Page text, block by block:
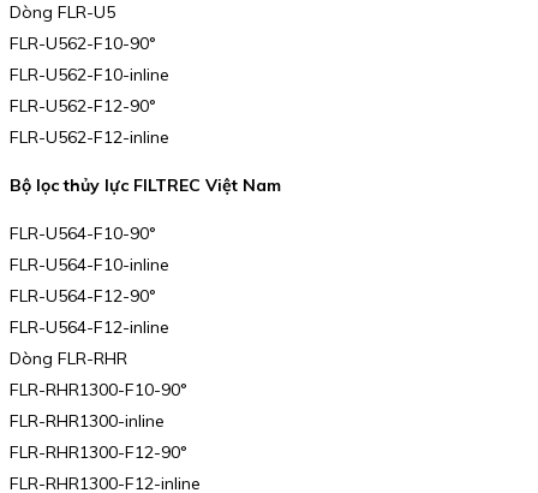
Dòng FLR-U5
FLR-U562-F10-90°
FLR-U562-F10-inline
FLR-U562-F12-90°
FLR-U562-F12-inline
Bộ lọc thủy lực FILTREC Việt Nam
FLR-U564-F10-90°
FLR-U564-F10-inline
FLR-U564-F12-90°
FLR-U564-F12-inline
Dòng FLR-RHR
FLR-RHR1300-F10-90°
FLR-RHR1300-inline
FLR-RHR1300-F12-90°
FLR-RHR1300-F12-inline